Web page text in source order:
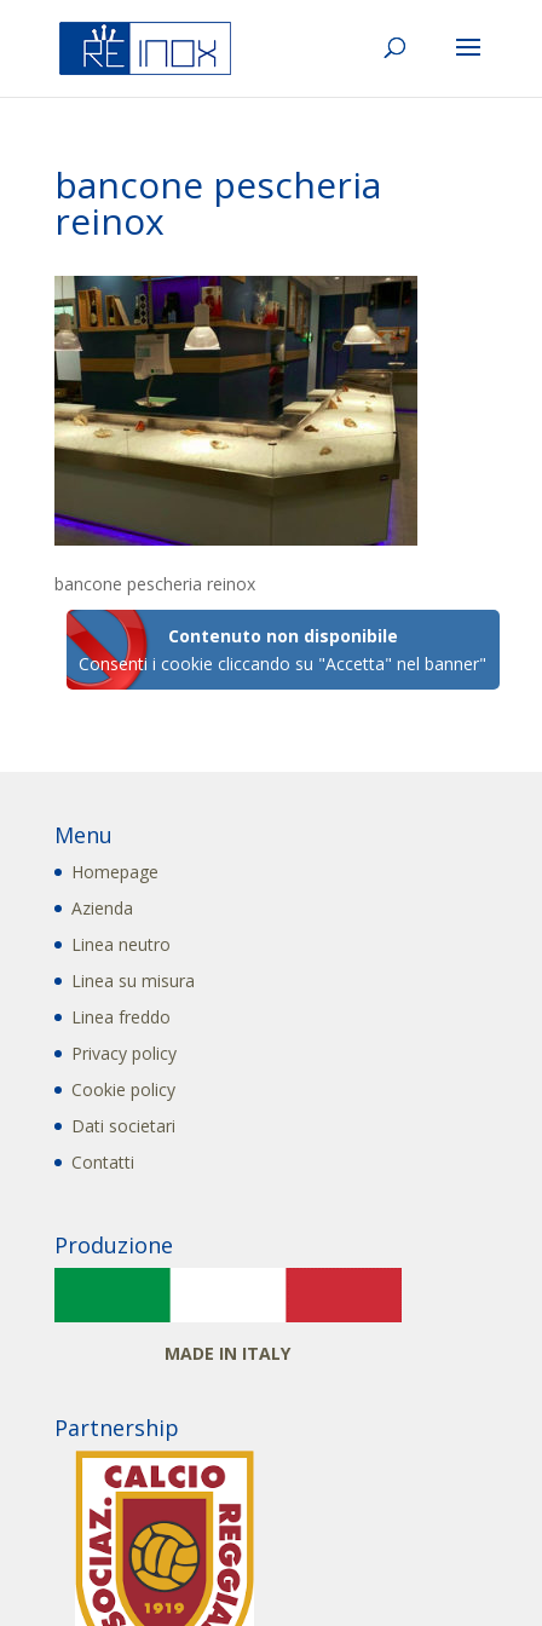
bancone pescheria
reinox
bancone pescheria reinox
Contenuto non disponibile
Consenti i cookie cliccando su "Accetta" nel banner"
Menu
Homepage
Azienda
Linea neutro
Linea su misura
Linea freddo
Privacy policy
Cookie policy
Dati societari
Contatti
Produzione
MADE IN ITALY
Partnership